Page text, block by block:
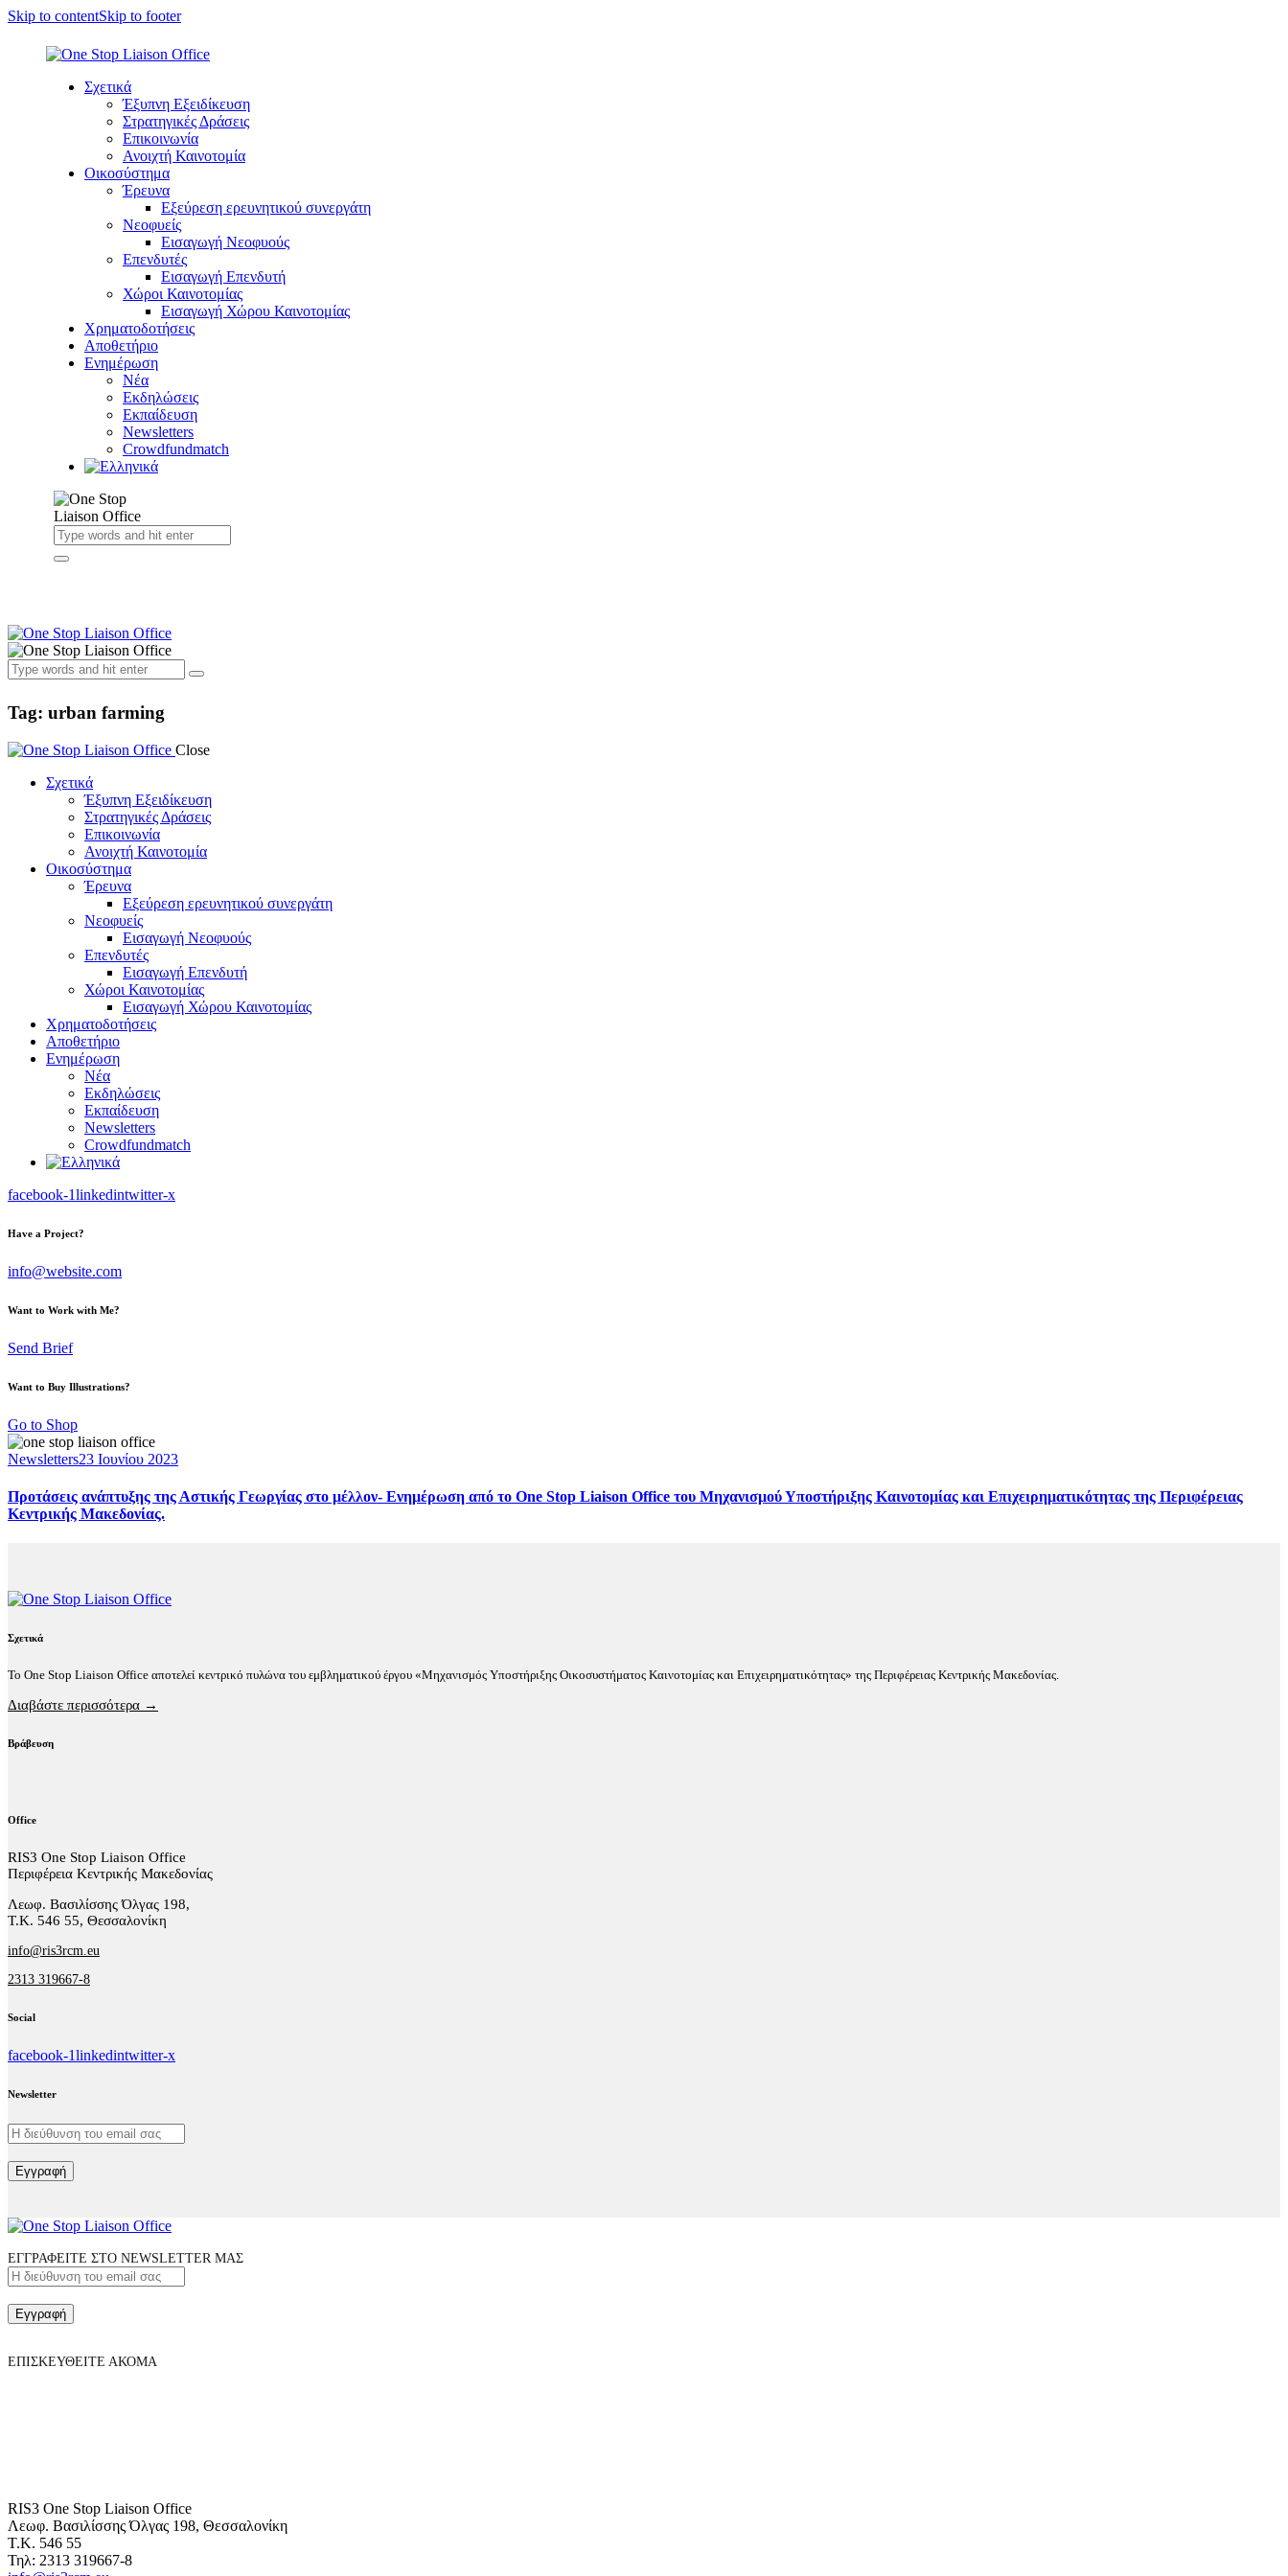
Skip to contentSkip to footer
Σχετικά
Έξυπνη Εξειδίκευση
Στρατηγικές Δράσεις
Επικοινωνία
Ανοιχτή Καινοτομία
Οικοσύστημα
Έρευνα
Εξεύρεση ερευνητικού συνεργάτη
Νεοφυείς
Εισαγωγή Νεοφυούς
Επενδυτές
Εισαγωγή Επενδυτή
Χώροι Καινοτομίας
Εισαγωγή Χώρου Καινοτομίας
Χρηματοδοτήσεις
Αποθετήριο
Ενημέρωση
Νέα
Εκδηλώσεις
Εκπαίδευση
Newsletters
Crowdfundmatch
Tag: urban farming
Close
Σχετικά
Έξυπνη Εξειδίκευση
Στρατηγικές Δράσεις
Επικοινωνία
Ανοιχτή Καινοτομία
Οικοσύστημα
Έρευνα
Εξεύρεση ερευνητικού συνεργάτη
Νεοφυείς
Εισαγωγή Νεοφυούς
Επενδυτές
Εισαγωγή Επενδυτή
Χώροι Καινοτομίας
Εισαγωγή Χώρου Καινοτομίας
Χρηματοδοτήσεις
Αποθετήριο
Ενημέρωση
Νέα
Εκδηλώσεις
Εκπαίδευση
Newsletters
Crowdfundmatch
facebook-1linkedintwitter-x
Have a Project?
info@website.com
Want to Work with Me?
Send Brief
Want to Buy Illustrations?
Go to Shop
Newsletters23 Ιουνίου 2023
Προτάσεις ανάπτυξης της Αστικής Γεωργίας στο μέλλον- Ενημέρωση από το One Stop Liaison Office του Μηχανισμού Υποστήριξης Καινοτομίας και Επιχειρηματικότητας της Περιφέρειας
Κεντρικής Μακεδονίας.
Σχετικά
Το One Stop Liaison Office αποτελεί κεντρικό πυλώνα του εμβληματικού έργου «Μηχανισμός Υποστήριξης Οικοσυστήματος Καινοτομίας και Επιχειρηματικότητας» της Περιφέρειας Κεντρικής Μακεδονίας.
Διαβάστε περισσότερα →
Βράβευση
Office
RIS3 One Stop Liaison Office
Περιφέρεια Κεντρικής Μακεδονίας
Λεωφ. Βασιλίσσης Όλγας 198,
Τ.Κ. 546 55, Θεσσαλονίκη
info@ris3rcm.eu
2313 319667-8
Social
facebook-1linkedintwitter-x
Newsletter
Εγγραφή
ΕΓΓΡΑΦΕΙΤΕ ΣΤΟ NEWSLETTER ΜΑΣ
Εγγραφή
ΕΠΙΣΚΕΥΘΕΙΤΕ ΑΚΟΜΑ
RIS3 One Stop Liaison Office
Λεωφ. Βασιλίσσης Όλγας 198, Θεσσαλονίκη
Τ.Κ. 546 55
Τηλ: 2313 319667-8